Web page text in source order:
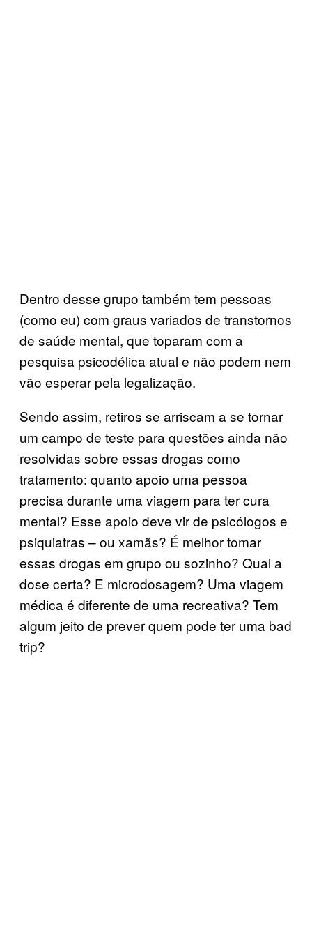
Dentro desse grupo também tem pessoas
(como eu) com graus variados de transtornos
de saúde mental, que toparam com a
pesquisa psicodélica atual e não podem nem
vão esperar pela legalização.
Sendo assim, retiros se arriscam a se tornar
um campo de teste para questões ainda não
resolvidas sobre essas drogas como
tratamento: quanto apoio uma pessoa
precisa durante uma viagem para ter cura
mental? Esse apoio deve vir de psicólogos e
psiquiatras – ou xamãs? É melhor tomar
essas drogas em grupo ou sozinho? Qual a
dose certa? E microdosagem? Uma viagem
médica é diferente de uma recreativa? Tem
algum jeito de prever quem pode ter uma bad
trip?